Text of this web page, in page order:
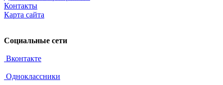
Контакты
Карта сайта
Социальные сети
Вконтакте
Одноклассники